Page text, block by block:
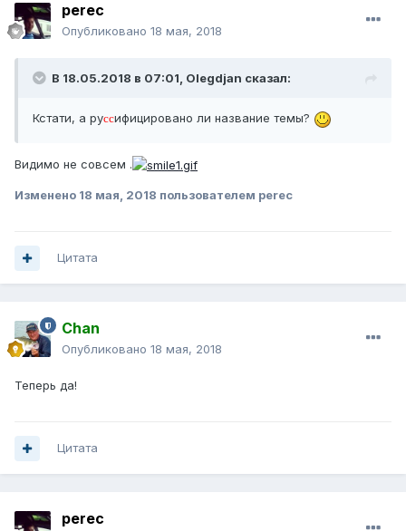
perec
Опубликовано 18 мая, 2018
В 18.05.2018 в 07:01, Olegdjan сказал:
Кстати, а руссифицировано ли название темы?
Видимо не совсем .
Изменено 18 мая, 2018 пользователем perec
Цитата
Chan
Опубликовано 18 мая, 2018
Теперь да!
Цитата
perec